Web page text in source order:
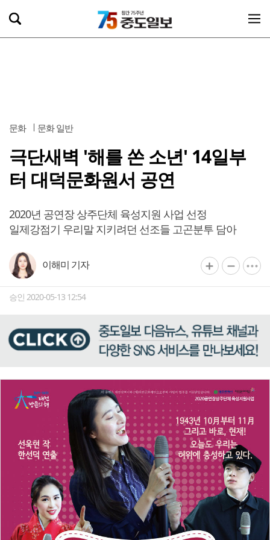
문화 문화 일반
극단새벽 '해를 쏜 소년' 14일부
터 대덕문화원서 공연
2020년 공연장 상주단체 육성지원 사업 선정
일제강점기 우리말 지키려던 선조들 고곤분투 담아
이해미 기자
승인 2020-05-13 12:54